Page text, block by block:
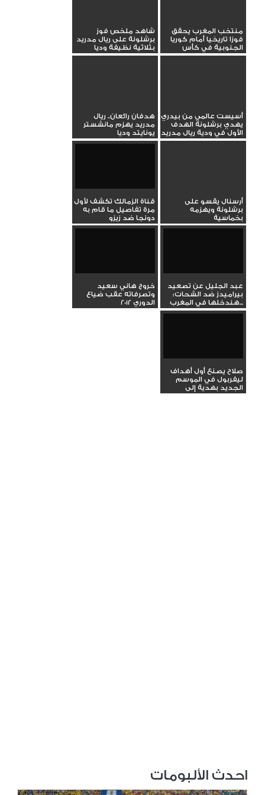
منتخب المغرب يحقق
فوزا تاريخيا أمام كوريا
الجنوبية في كأس
العالم...
شاهد ملخص فوز
برشلونة على ريال مدريد
بثلاثية نظيفة وديا
أسيست عالمي من بيدري
يهدي برشلونة الهدف
الأول في ودية ريال مدريد
هدفان رائعان.. ريال
مدريد يهزم مانشستر
يونايتد وديا
أرسنال يقسو على
برشلونة ويهزمه
بخماسية
قناة الزمالك تكشف لأول
مرة تفاصيل ما قام به
دونجا ضد زيزو
عبد الجليل عن تصعيد
بيراميدز ضد الشحات:
هندخلها في المغرب...
خروج هاني سعيد
وتصرفاته عقب ضياع
الدوري 2012
صلاح يصنع أول أهداف
ليفربول في الموسم
الجديد بهدية إلى
احدث الألبومات